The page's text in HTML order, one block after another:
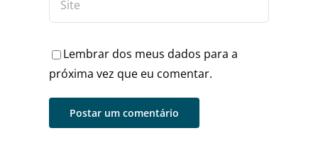
Lembrar dos meus dados para a
próxima vez que eu comentar.